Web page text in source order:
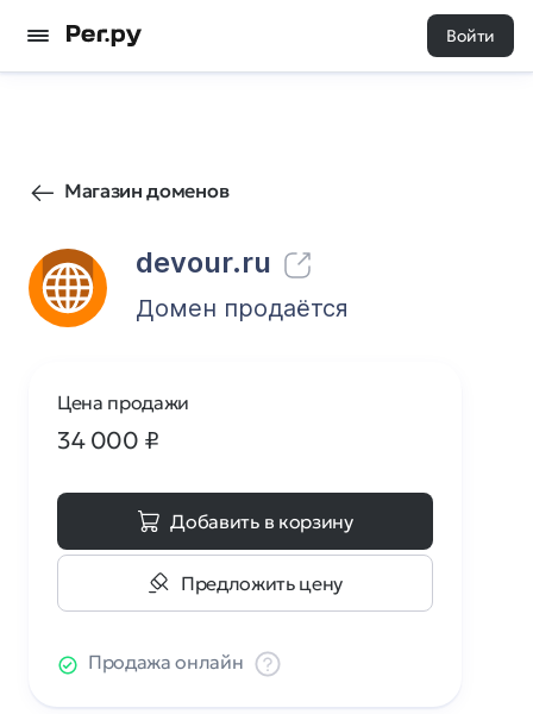
Войти
Магазин доменов
devour.ru
948 0
Домен продаётся
Цена продажи
34 000 ₽
Добавить в корзину
Предложить цену
Продажа онлайн